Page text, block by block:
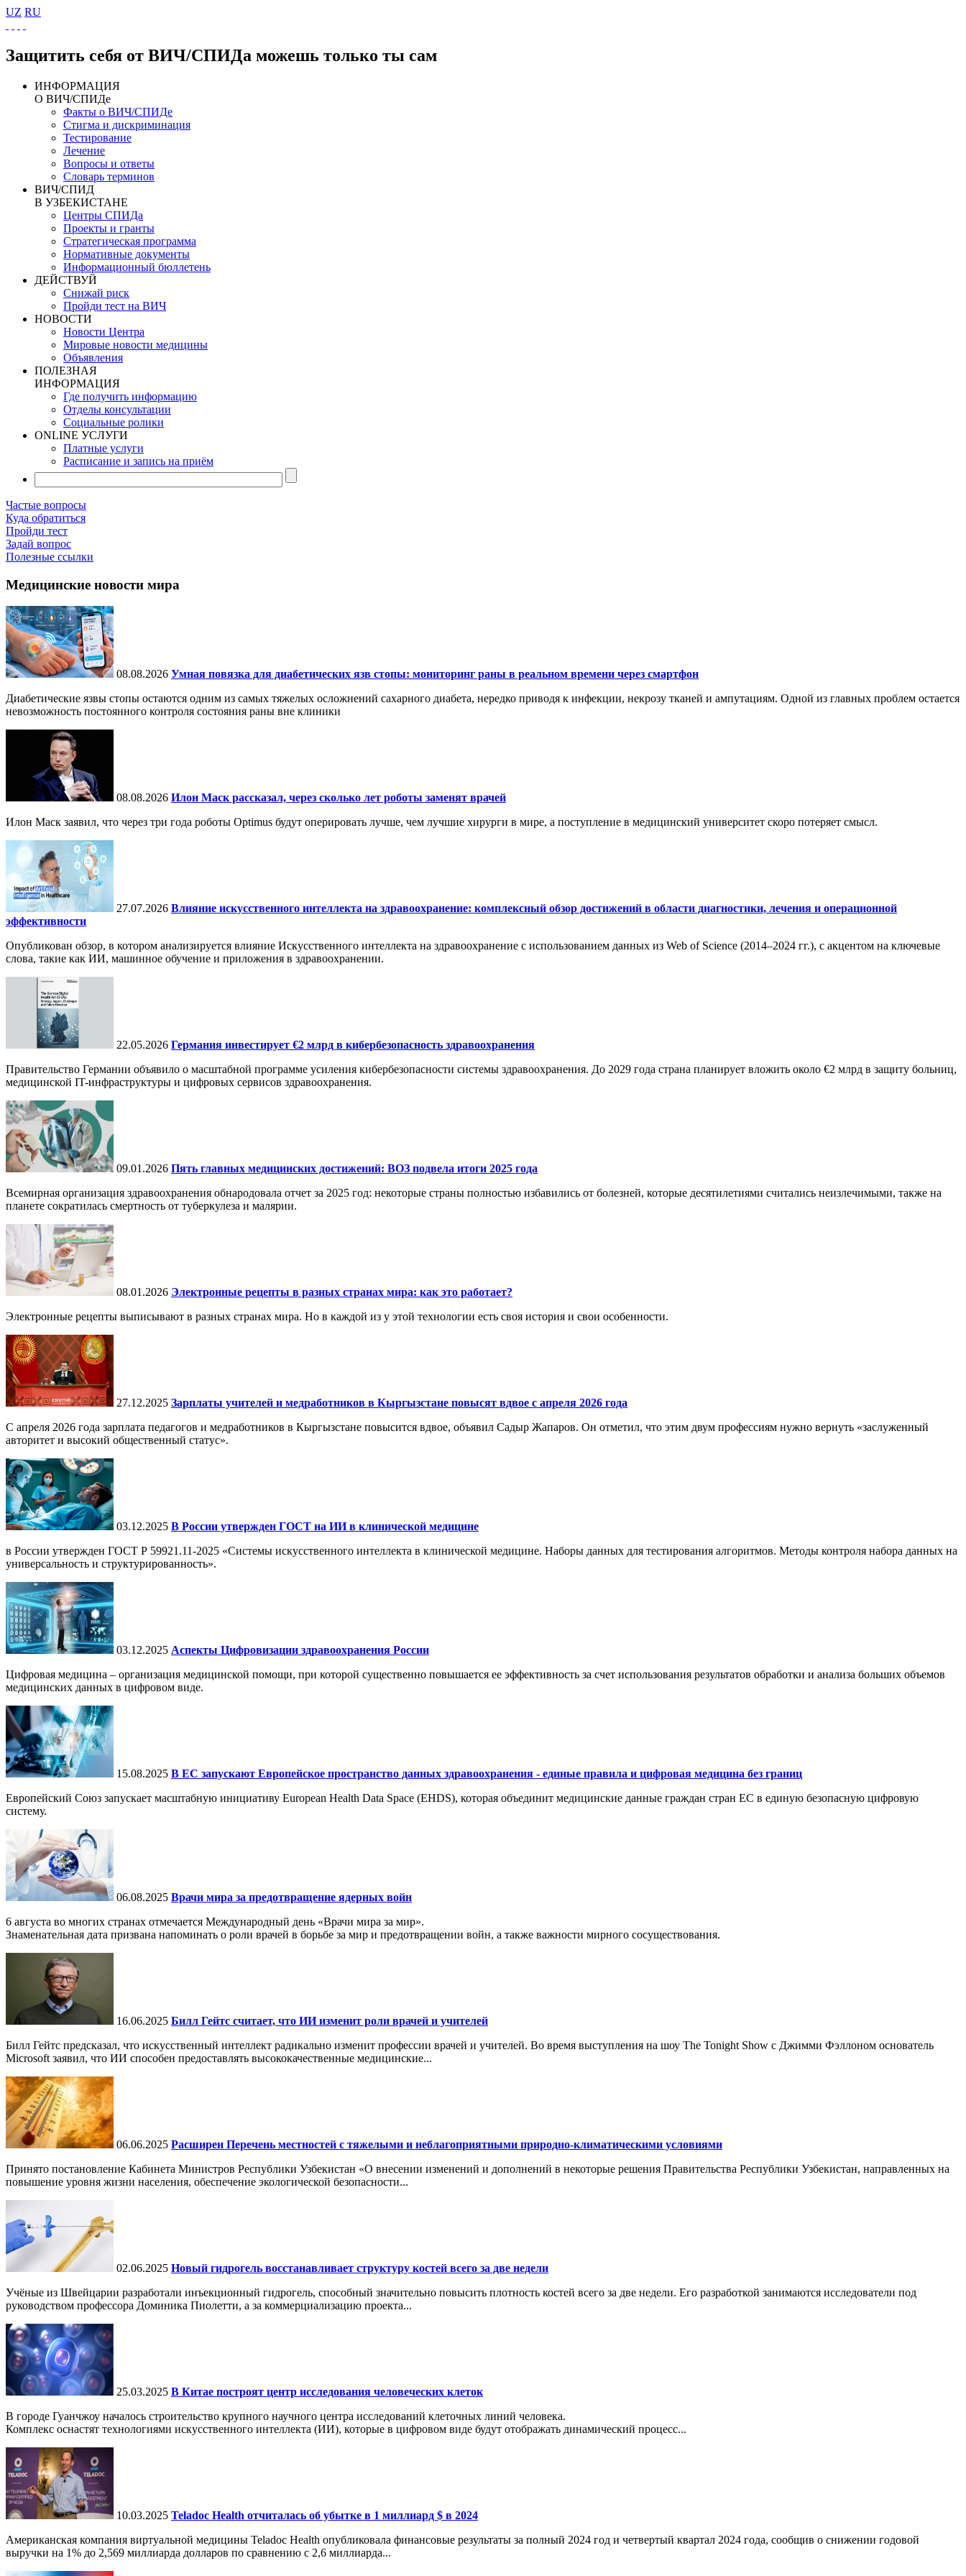
UZ RU
Защитить себя от ВИЧ/СПИДа можешь только ты сам
ИНФОРМАЦИЯ
О ВИЧ/СПИДе
Факты о ВИЧ/СПИДе
Стигма и дискриминация
Тестирование
Лечение
Вопросы и ответы
Словарь терминов
ВИЧ/СПИД
В УЗБЕКИСТАНЕ
Центры СПИДа
Проекты и гранты
Стратегическая программа
Нормативные документы
Информационный бюллетень
ДЕЙСТВУЙ
Снижай риск
Пройди тест на ВИЧ
НОВОСТИ
Новости Центра
Мировые новости медицины
Объявления
ПОЛЕЗНАЯ
ИНФОРМАЦИЯ
Где получить информацию
Отделы консультации
Социальные ролики
ONLINE УСЛУГИ
Платные услуги
Расписание и запись на приём
Частые вопросы
Куда обратиться
Пройди тест
Задай вопрос
Полезные ссылки
Медицинские новости мира
08.08.2026 Умная повязка для диабетических язв стопы: мониторинг раны в реальном времени через смартфон
Диабетические язвы стопы остаются одним из самых тяжелых осложнений сахарного диабета, нередко приводя к инфекции, некрозу тканей и ампутациям. Одной из главных проблем остается
невозможность постоянного контроля состояния раны вне клиники
08.08.2026 Илон Маск рассказал, через сколько лет роботы заменят врачей
Илон Маск заявил, что через три года роботы Optimus будут оперировать лучше, чем лучшие хирурги в мире, а поступление в медицинский университет скоро потеряет смысл.
27.07.2026 Влияние искусственного интеллекта на здравоохранение: комплексный обзор достижений в области диагностики, лечения и операционной
эффективности
Опубликован обзор, в котором анализируется влияние Искусственного интеллекта на здравоохранение с использованием данных из Web of Science (2014–2024 гг.), с акцентом на ключевые
слова, такие как ИИ, машинное обучение и приложения в здравоохранении.
22.05.2026 Германия инвестирует €2 млрд в кибербезопасность здравоохранения
Правительство Германии объявило о масштабной программе усиления кибербезопасности системы здравоохранения. До 2029 года страна планирует вложить около €2 млрд в защиту больниц,
медицинской IT-инфраструктуры и цифровых сервисов здравоохранения.
09.01.2026 Пять главных медицинских достижений: ВОЗ подвела итоги 2025 года
Всемирная организация здравоохранения обнародовала отчет за 2025 год: некоторые страны полностью избавились от болезней, которые десятилетиями считались неизлечимыми, также на
планете сократилась смертность от туберкулеза и малярии.
08.01.2026 Электронные рецепты в разных странах мира: как это работает?
Электронные рецепты выписывают в разных странах мира. Но в каждой из у этой технологии есть своя история и свои особенности.
27.12.2025 Зарплаты учителей и медработников в Кыргызстане повысят вдвое с апреля 2026 года
С апреля 2026 года зарплата педагогов и медработников в Кыргызстане повысится вдвое, объявил Садыр Жапаров. Он отметил, что этим двум профессиям нужно вернуть «заслуженный
авторитет и высокий общественный статус».
03.12.2025 В России утвержден ГОСТ на ИИ в клинической медицине
в России утвержден ГОСТ Р 59921.11-2025 «Системы искусственного интеллекта в клинической медицине. Наборы данных для тестирования алгоритмов. Методы контроля набора данных на
универсальность и структурированность».
03.12.2025 Аспекты Цифровизации здравоохранения России
Цифровая медицина – организация медицинской помощи, при которой существенно повышается ее эффективность за счет использования результатов обработки и анализа больших объемов
медицинских данных в цифровом виде.
15.08.2025 В ЕС запускают Европейское пространство данных здравоохранения - единые правила и цифровая медицина без границ
Европейский Союз запускает масштабную инициативу European Health Data Space (EHDS), которая объединит медицинские данные граждан стран ЕС в единую безопасную цифровую
систему.
06.08.2025 Врачи мира за предотвращение ядерных войн
6 августа во многих странах отмечается Международный день «Врачи мира за мир».
Знаменательная дата призвана напоминать о роли врачей в борьбе за мир и предотвращении войн, а также важности мирного сосуществования.
16.06.2025 Билл Гейтс считает, что ИИ изменит роли врачей и учителей
Билл Гейтс предсказал, что искусственный интеллект радикально изменит профессии врачей и учителей. Во время выступления на шоу The Tonight Show с Джимми Фэллоном основатель
Microsoft заявил, что ИИ способен предоставлять высококачественные медицинские...
06.06.2025 Расширен Перечень местностей с тяжелыми и неблагоприятными природно-климатическими условиями
Принято постановление Кабинета Министров Республики Узбекистан «О внесении изменений и дополнений в некоторые решения Правительства Республики Узбекистан, направленных на
повышение уровня жизни населения, обеспечение экологической безопасности...
02.06.2025 Новый гидрогель восстанавливает структуру костей всего за две недели
Учёные из Швейцарии разработали инъекционный гидрогель, способный значительно повысить плотность костей всего за две недели. Его разработкой занимаются исследователи под
руководством профессора Доминика Пиолетти, а за коммерциализацию проекта...
25.03.2025 В Китае построят центр исследования человеческих клеток
В городе Гуанчжоу началось строительство крупного научного центра исследований клеточных линий человека.
Комплекс оснастят технологиями искусственного интеллекта (ИИ), которые в цифровом виде будут отображать динамический процесс...
10.03.2025 Teladoc Health отчиталась об убытке в 1 миллиард $ в 2024
Американская компания виртуальной медицины Teladoc Health опубликовала финансовые результаты за полный 2024 год и четвертый квартал 2024 года, сообщив о снижении годовой
выручки на 1% до 2,569 миллиарда долларов по сравнению с 2,6 миллиарда...